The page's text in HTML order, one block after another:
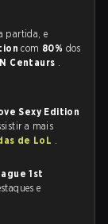
partida, e
com 80% dos
Centaurs .
Sexy Edition
a mais
de LoL .
1st
e